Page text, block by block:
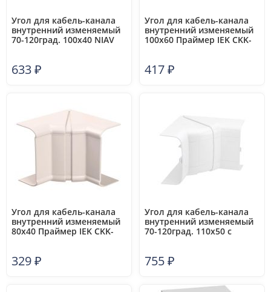
Угол для кабель-канала
внутренний изменяемый
70-120град. 100х40 NIAV
633₽
Угол для кабель-канала
внутренний изменяемый
100х60 Праймер IEK CKK-
417₽
Угол для кабель-канала
внутренний изменяемый
80х40 Праймер IEK CKK-
329₽
Угол для кабель-канала
внутренний изменяемый
70-120град. 110х50 с
755₽